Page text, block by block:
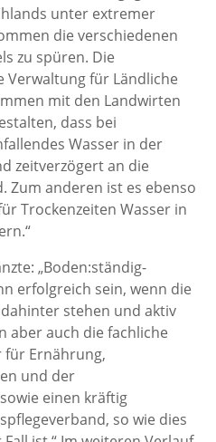
unter extremer
die verschiedenen
zu spüren. Die
für Ländliche
mit den Landwirten
dass bei
Wasser in der
zeitverzögert an die
Zum anderen ist es ebenso
Trockenzeiten Wasser in
„Boden:ständig-
erfolgreich sein, wenn die
stehen und aktiv
aber auch die fachliche
Ernährung,
und der
einen kräftig
so wie dies